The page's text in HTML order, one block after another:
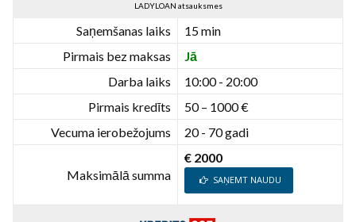
LADYLOAN atsauksmes
Saņemšanas laiks
15 min
Pirmais bez maksas
Jā
Darba laiks
10:00 - 20:00
Pirmais kredīts
50 – 1000 €
Vecuma ierobežojums
20 - 70 gadi
Maksimālā summa
€ 2000
SAŅEMT NAUDU